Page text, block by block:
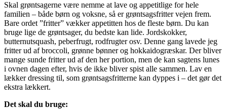
Skal grøntsagerne være nemme at lave og appetitlige for hele
familien – både børn og voksne, så er grøntsagsfritter vejen frem.
Bare ordet ”fritter” vækker appetitten hos de fleste børn. Du kan
bruge lige de grøntsager, du bedste kan lide. Jordskokker,
butternutsquash, peberfrugt, rodfrugter osv. Denne gang lavede jeg
fritter ud af broccoli, grønne bønner og hokkaidogræskar. Der bliver
mange sunde fritter ud af den her portion, men de kan sagtens lunes
i ovnen dagen efter, hvis de ikke bliver spist alle sammen. Lav en
lækker dressing til, som grøntsagsfritterne kan dyppes i – det gør det
ekstra lækkert.
Det skal du bruge: